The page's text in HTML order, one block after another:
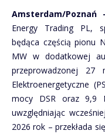
Amsterdam/
Energy Trading PL,
będąca częścią pionu
MW w dodatkowej
przeprowadzonej 27
Elektroenergetyczne
mocy DSR oraz 9,9
uwzględniając
2026 rok – przekłada